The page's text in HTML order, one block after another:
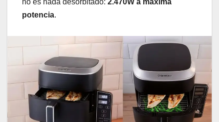
no es nada desorbitado: 2.470W a máxima
potencia.